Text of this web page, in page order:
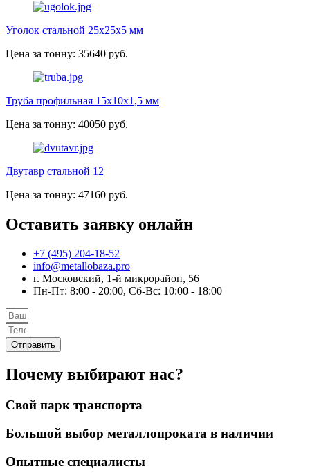
Уголок стальной 25х25х5 мм
Цена за тонну: 35640 руб.
Труба профильная 15х10х1,5 мм
Цена за тонну: 40050 руб.
Двутавр стальной 12
Цена за тонну: 47160 руб.
Оставить заявку онлайн
+7 (495) 204-18-52
info@metallobaza.pro
г. Московский, 1-й микрорайон, 56
Пн-Пт: 8:00 - 20:00, Сб-Вс: 10:00 - 18:00
Отправить
Почему выбирают нас?
Свой парк транспорта
Большой выбор металлопроката в наличии
Опытные специалисты